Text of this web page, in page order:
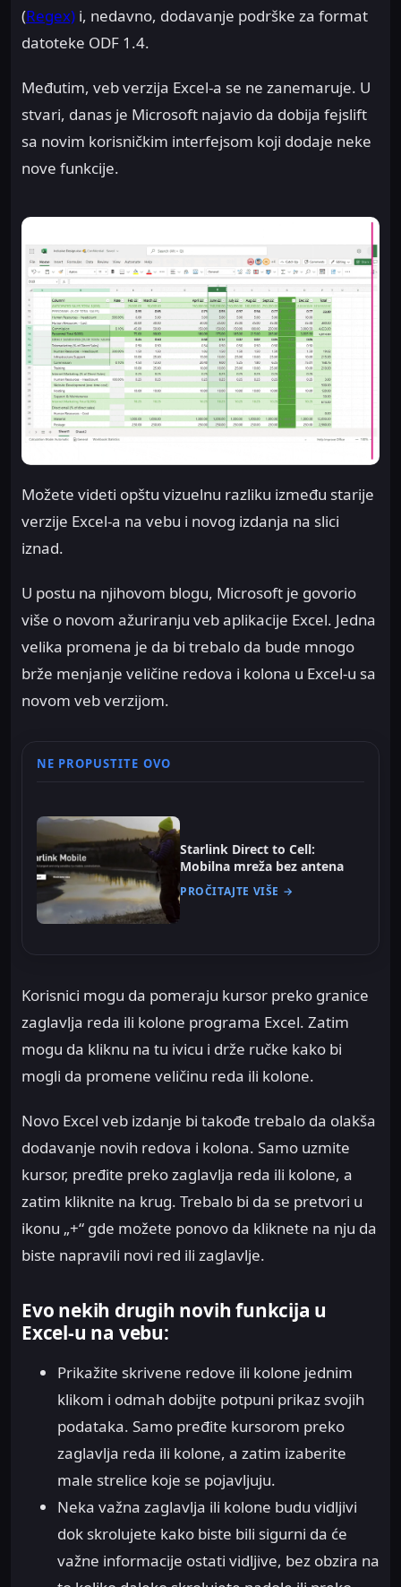
(Regex) i, nedavno, dodavanje podrške za format
datoteke ODF 1.4.
Međutim, veb verzija Excel-a se ne zanemaruje. U
stvari, danas je Microsoft najavio da dobija fejslift
sa novim korisničkim interfejsom koji dodaje neke
nove funkcije.
Možete videti opštu vizuelnu razliku između starije
verzije Excel-a na vebu i novog izdanja na slici
iznad.
U postu na njihovom blogu, Microsoft je govorio
više o novom ažuriranju veb aplikacije Excel. Jedna
velika promena je da bi trebalo da bude mnogo
brže menjanje veličine redova i kolona u Excel-u sa
novom veb verzijom.
NE PROPUSTITE OVO
Starlink Direct to Cell:
Mobilna mreža bez antena
PROČITAJTE VIŠE →
Korisnici mogu da pomeraju kursor preko granice
zaglavlja reda ili kolone programa Excel. Zatim
mogu da kliknu na tu ivicu i drže ručke kako bi
mogli da promene veličinu reda ili kolone.
Novo Excel veb izdanje bi takođe trebalo da olakša
dodavanje novih redova i kolona. Samo uzmite
kursor, pređite preko zaglavlja reda ili kolone, a
zatim kliknite na krug. Trebalo bi da se pretvori u
ikonu „+“ gde možete ponovo da kliknete na nju da
biste napravili novi red ili zaglavlje.
Evo nekih drugih novih funkcija u
Excel-u na vebu:
Prikažite skrivene redove ili kolone jednim
klikom i odmah dobijte potpuni prikaz svojih
podataka. Samo pređite kursorom preko
zaglavlja reda ili kolone, a zatim izaberite
male strelice koje se pojavljuju.
Neka važna zaglavlja ili kolone budu vidljivi
dok skrolujete kako biste bili sigurni da će
važne informacije ostati vidljive, bez obzira na